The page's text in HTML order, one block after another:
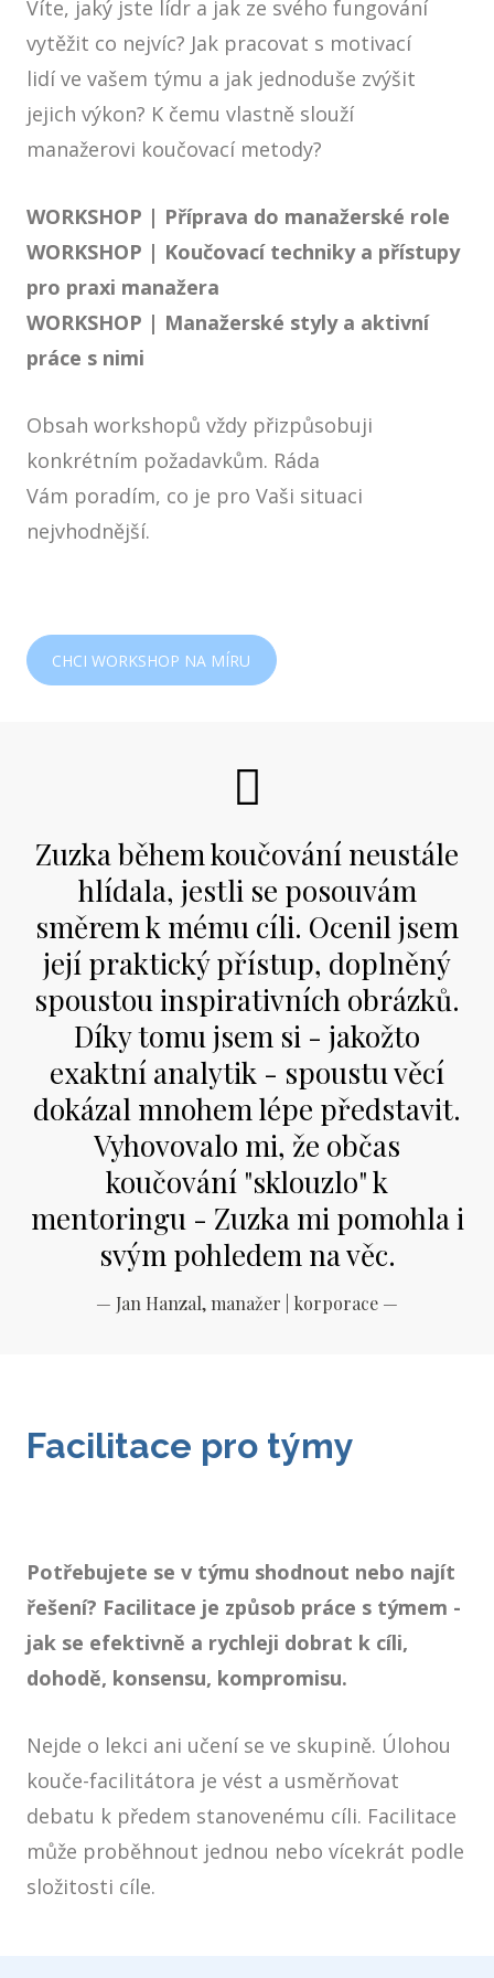
Víte, jaký jste lídr a jak ze svého fungování
vytěžit co nejvíc? Jak pracovat s motivací
lidí ve vašem týmu a jak jednoduše zvýšit
jejich výkon? K čemu vlastně slouží
manažerovi koučovací metody?
WORKSHOP | Příprava do manažerské role
WORKSHOP | Koučovací techniky a přístupy
pro praxi manažera
WORKSHOP | Manažerské styly a aktivní
práce s nimi
Obsah workshopů vždy přizpůsobuji
konkrétním požadavkům. Ráda
Vám poradím, co je pro Vaši situaci
nejvhodnější.
CHCI WORKSHOP NA MÍRU
Zuzka během koučování neustále
hlídala, jestli se posouvám
směrem k mému cíli. Ocenil jsem
její praktický přístup, doplněný
spoustou inspirativních obrázků.
Díky tomu jsem si - jakožto
exaktní analytik - spoustu věcí
dokázal mnohem lépe představit.
Vyhovovalo mi, že občas
koučování "sklouzlo" k
mentoringu - Zuzka mi pomohla i
svým pohledem na věc.
— Jan Hanzal, manažer | korporace —
Facilitace pro týmy
Potřebujete se v týmu shodnout nebo najít
řešení? Facilitace je způsob práce s týmem -
jak se efektivně a rychleji dobrat k cíli,
dohodě, konsensu, kompromisu.
Nejde o lekci ani učení se ve skupině. Úlohou
kouče-facilitátora je vést a usměrňovat
debatu k předem stanovenému cíli. Facilitace
může proběhnout jednou nebo vícekrát podle
složitosti cíle.